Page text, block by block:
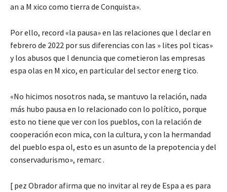
an a M xico como tierra de Conquista».
Por ello, record «la pausa» en las relaciones que l declar en
febrero de 2022 por sus diferencias con las » lites pol ticas»
y los abusos que l denuncia que cometieron las empresas
espa olas en M xico, en particular del sector energ tico.
«No hicimos nosotros nada, se mantuvo la relación, nada
más hubo pausa en lo relacionado con lo político, porque
esto no tiene que ver con los pueblos, con la relación de
cooperación econ mica, con la cultura, y con la hermandad
del pueblo espa ol, esto es un asunto de la prepotencia y del
conservadurismo», remarc .
[ pez Obrador afirma que no invitar al rey de Espa a es para